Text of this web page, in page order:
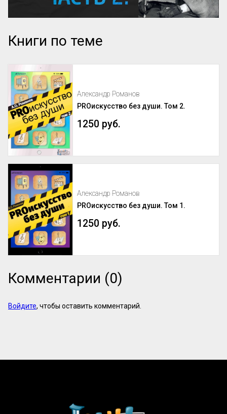
Книги по теме
Александр Романов
PROискусство без души. Том 2.
1250 руб.
Александр Романов
PROискусство без души. Том 1.
1250 руб.
Комментарии (0)
Войдите, чтобы оставить комментарий.